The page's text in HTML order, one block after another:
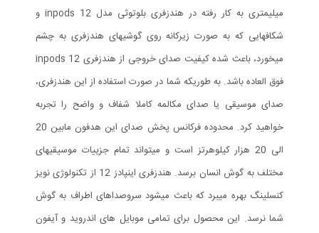
میلیمتری به کار رفته در هندزفری بلوتوثی مدل inpods 12 و
شکافهایی که به صورت زیرکانه روی گوشیهای هندزفری به چشم
میخورد، باعث شده کیفیت صدای خروجی از هندزفری inpods 12
فوق العاده باشد. به طوریکه شما در صورت استفاده از این هندزفری،
صدای موسیقی یا صدای مکالمه کاملا شفاف و واضح را تجربه
خواهید کرد. محدوده فرکانس پخش صدای این هدفون مابین 20
الی 20 هزار کیلوهرتز است و میتواند تمام جزییات موسیقیهای
مختلف به گوش انسان برسد. هندزفری اینپادز 12 از تکنولوژی نویز
کنسلینگ بهره میبرد که باعث میشود سروصداهای اطراف به گوش
شما نرسد. این محصول برای تمامی موبایل های اندروید و آیفون